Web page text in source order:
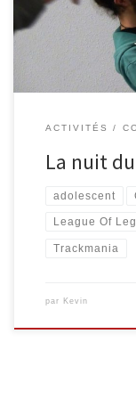
dédiée au jeu,
mis […]
ACTIVITÉS
La nuit
adolescent
League Of
Trackmania
par Kevin